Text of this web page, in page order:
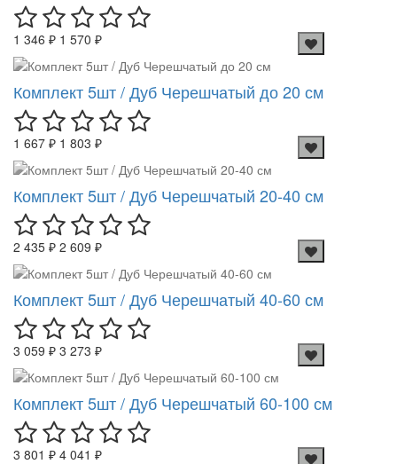
1 346 ₽ 1 570 ₽
Комплект 5шт / Дуб Черешчатый до 20 см
1 667 ₽ 1 803 ₽
Комплект 5шт / Дуб Черешчатый 20-40 см
2 435 ₽ 2 609 ₽
Комплект 5шт / Дуб Черешчатый 40-60 см
3 059 ₽ 3 273 ₽
Комплект 5шт / Дуб Черешчатый 60-100 см
3 801 ₽ 4 041 ₽